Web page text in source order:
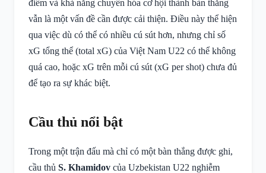
điểm và khả năng chuyển hóa cơ hội thành bàn thắng
vẫn là một vấn đề cần được cải thiện. Điều này thể hiện
qua việc dù có thể có nhiều cú sút hơn, nhưng chỉ số
xG tổng thể (total xG) của Việt Nam U22 có thể không
quá cao, hoặc xG trên mỗi cú sút (xG per shot) chưa đủ
để tạo ra sự khác biệt.
Cầu thủ nổi bật
Trong một trận đấu mà chỉ có một bàn thắng được ghi,
cầu thủ S. Khamidov của Uzbekistan U22 nghiễm